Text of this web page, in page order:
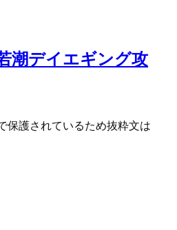
潮デイエギング攻
保護されているため抜粋文は